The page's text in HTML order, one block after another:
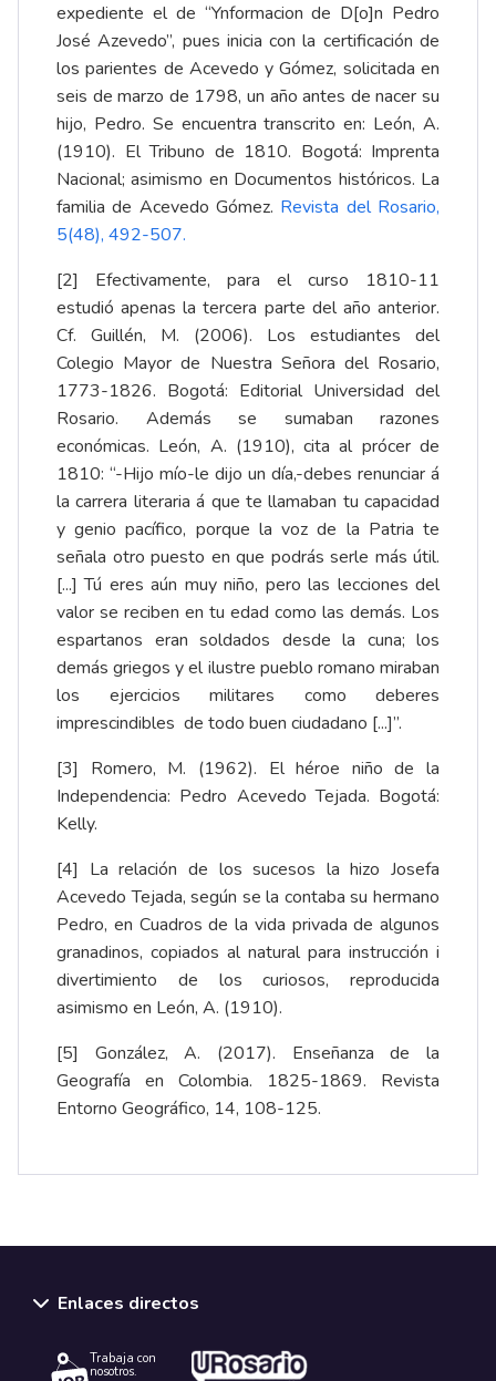
expediente el de “Ynformacion de D[o]n Pedro
José Azevedo”, pues inicia con la certificación de
los parientes de Acevedo y Gómez, solicitada en
seis de marzo de 1798, un año antes de nacer su
hijo, Pedro. Se encuentra transcrito en: León, A.
(1910). El Tribuno de 1810. Bogotá: Imprenta
Nacional; asimismo en Documentos históricos. La
familia de Acevedo Gómez. Revista del Rosario,
5(48), 492-507.
[2] Efectivamente, para el curso 1810-11
estudió apenas la tercera parte del año anterior.
Cf. Guillén, M. (2006). Los estudiantes del
Colegio Mayor de Nuestra Señora del Rosario,
1773-1826. Bogotá: Editorial Universidad del
Rosario. Además se sumaban razones
económicas. León, A. (1910), cita al prócer de
1810: “-Hijo mío-le dijo un día,-debes renunciar á
la carrera literaria á que te llamaban tu capacidad
y genio pacífico, porque la voz de la Patria te
señala otro puesto en que podrás serle más útil.
[...] Tú eres aún muy niño, pero las lecciones del
valor se reciben en tu edad como las demás. Los
espartanos eran soldados desde la cuna; los
demás griegos y el ilustre pueblo romano miraban
los ejercicios militares como deberes
imprescindibles de todo buen ciudadano [...]”.
[3] Romero, M. (1962). El héroe niño de la
Independencia: Pedro Acevedo Tejada. Bogotá:
Kelly.
[4] La relación de los sucesos la hizo Josefa
Acevedo Tejada, según se la contaba su hermano
Pedro, en Cuadros de la vida privada de algunos
granadinos, copiados al natural para instrucción i
divertimiento de los curiosos, reproducida
asimismo en León, A. (1910).
[5] González, A. (2017). Enseñanza de la
Geografía en Colombia. 1825-1869. Revista
Entorno Geográfico, 14, 108-125.
Enlaces directos
Trabaja con
nosotros.